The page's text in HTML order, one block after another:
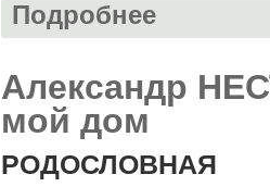
Подробнее
Александр
мой дом
РОДОСЛОВНАЯ